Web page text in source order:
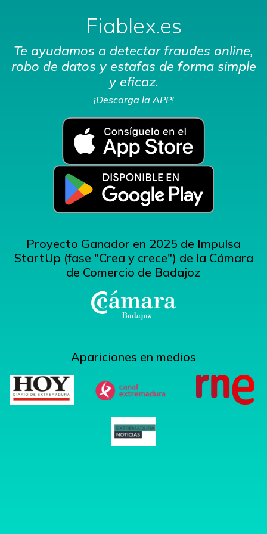
Fiablex.es
Te ayudamos a detectar fraudes online,
robo de datos y estafas de forma simple
y eficaz.
¡Descarga la APP!
Proyecto Ganador en 2025 de Impulsa
StartUp (fase "Crea y crece") de la Cámara
de Comercio de Badajoz
Apariciones en medios